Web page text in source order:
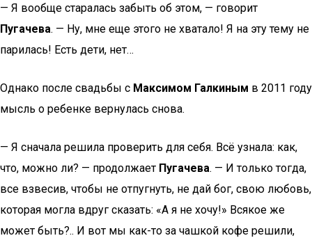
— Я вообще старалась забыть об этом, — говорит
Пугачева. — Ну, мне еще этого не хватало! Я на эту тему не
парилась! Есть дети, нет…
Однако после свадьбы с Максимом Галкиным в 2011 году
мысль о ребенке вернулась снова.
— Я сначала решила проверить для себя. Всё узнала: как,
что, можно ли? — продолжает Пугачева. — И только тогда,
все взвесив, чтобы не отпугнуть, не дай бог, свою любовь,
которая могла вдруг сказать: «А я не хочу!» Всякое же
может быть?.. И вот мы как-то за чашкой кофе решили,